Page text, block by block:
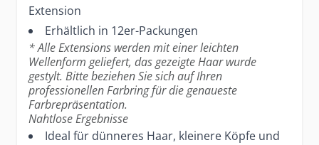
Extension
Erhältlich in 12er-Packungen
* Alle Extensions werden mit einer leichten
Wellenform geliefert, das gezeigte Haar wurde
gestylt. Bitte beziehen Sie sich auf Ihren
professionellen Farbring für die genaueste
Farbrepräsentation.
Nahtlose Ergebnisse
Ideal für dünneres Haar, kleinere Köpfe und